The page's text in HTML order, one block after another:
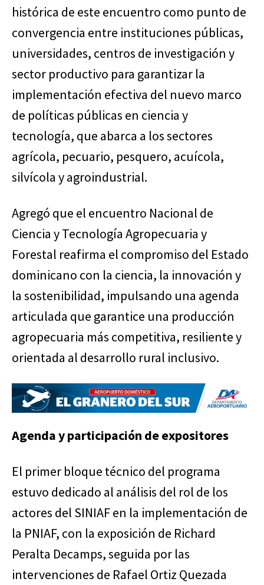
histórica de este encuentro como punto de
convergencia entre instituciones públicas,
universidades, centros de investigación y
sector productivo para garantizar la
implementación efectiva del nuevo marco
de políticas públicas en ciencia y
tecnología, que abarca a los sectores
agrícola, pecuario, pesquero, acuícola,
silvícola y agroindustrial.
Agregó que el encuentro Nacional de
Ciencia y Tecnología Agropecuaria y
Forestal reafirma el compromiso del Estado
dominicano con la ciencia, la innovación y
la sostenibilidad, impulsando una agenda
articulada que garantice una producción
agropecuaria más competitiva, resiliente y
orientada al desarrollo rural inclusivo.
Agenda y participación de expositores
El primer bloque técnico del programa
estuvo dedicado al análisis del rol de los
actores del SINIAF en la implementación de
la PNIAF, con la exposición de Richard
Peralta Decamps, seguida por las
intervenciones de Rafael Ortiz Quezada